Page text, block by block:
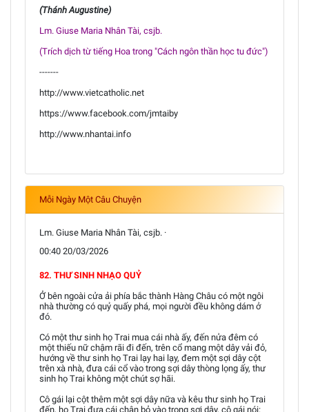
(Thánh Augustine)
Lm. Giuse Maria Nhân Tài, csjb.
(Trích dịch từ tiếng Hoa trong "Cách ngôn thần học tu đức")
-------
http://www.vietcatholic.net
https://www.facebook.com/jmtaiby
http://www.nhantai.info
Mỗi Ngày Một Câu Chuyện
Lm. Giuse Maria Nhân Tài, csjb. ·
00:40 20/03/2026
82. THƯ SINH NHẠO QUỶ
Ở bên ngoài cửa ải phía bắc thành Hàng Châu có một ngôi
nhà thường có quỷ quấy phá, mọi người đều không dám ở
đó.
Có một thư sinh họ Trai mua cái nhà ấy, đến nửa đêm có
một thiếu nữ chậm rãi đi đến, trên cổ mang một dây vải đỏ,
hướng về thư sinh họ Trai lạy hai lạy, đem một sợi dây cột
trên xà nhà, đưa cái cổ vào trong sợi dây thòng lọng ấy, thư
sinh họ Trai không một chút sợ hãi.
Cô gái lại cột thêm một sợi dây nữa và kêu thư sinh họ Trai
đến, họ Trai đưa cái chân bỏ vào trong sợi dây, cô gái nói: